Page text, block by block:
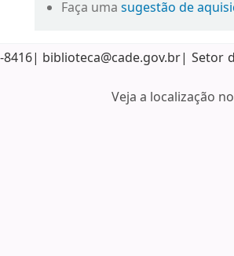
Faça umasugestão de
biblioteca@cade.gov.br| Setor
Veja a localização